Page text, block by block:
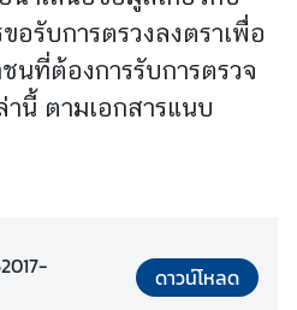
อรับการตรวงลงตราเพื่อ
นที่ต้องการรับการตรวจ
านี้ ตามเอกสารแนบ
ดาวน์โหลด